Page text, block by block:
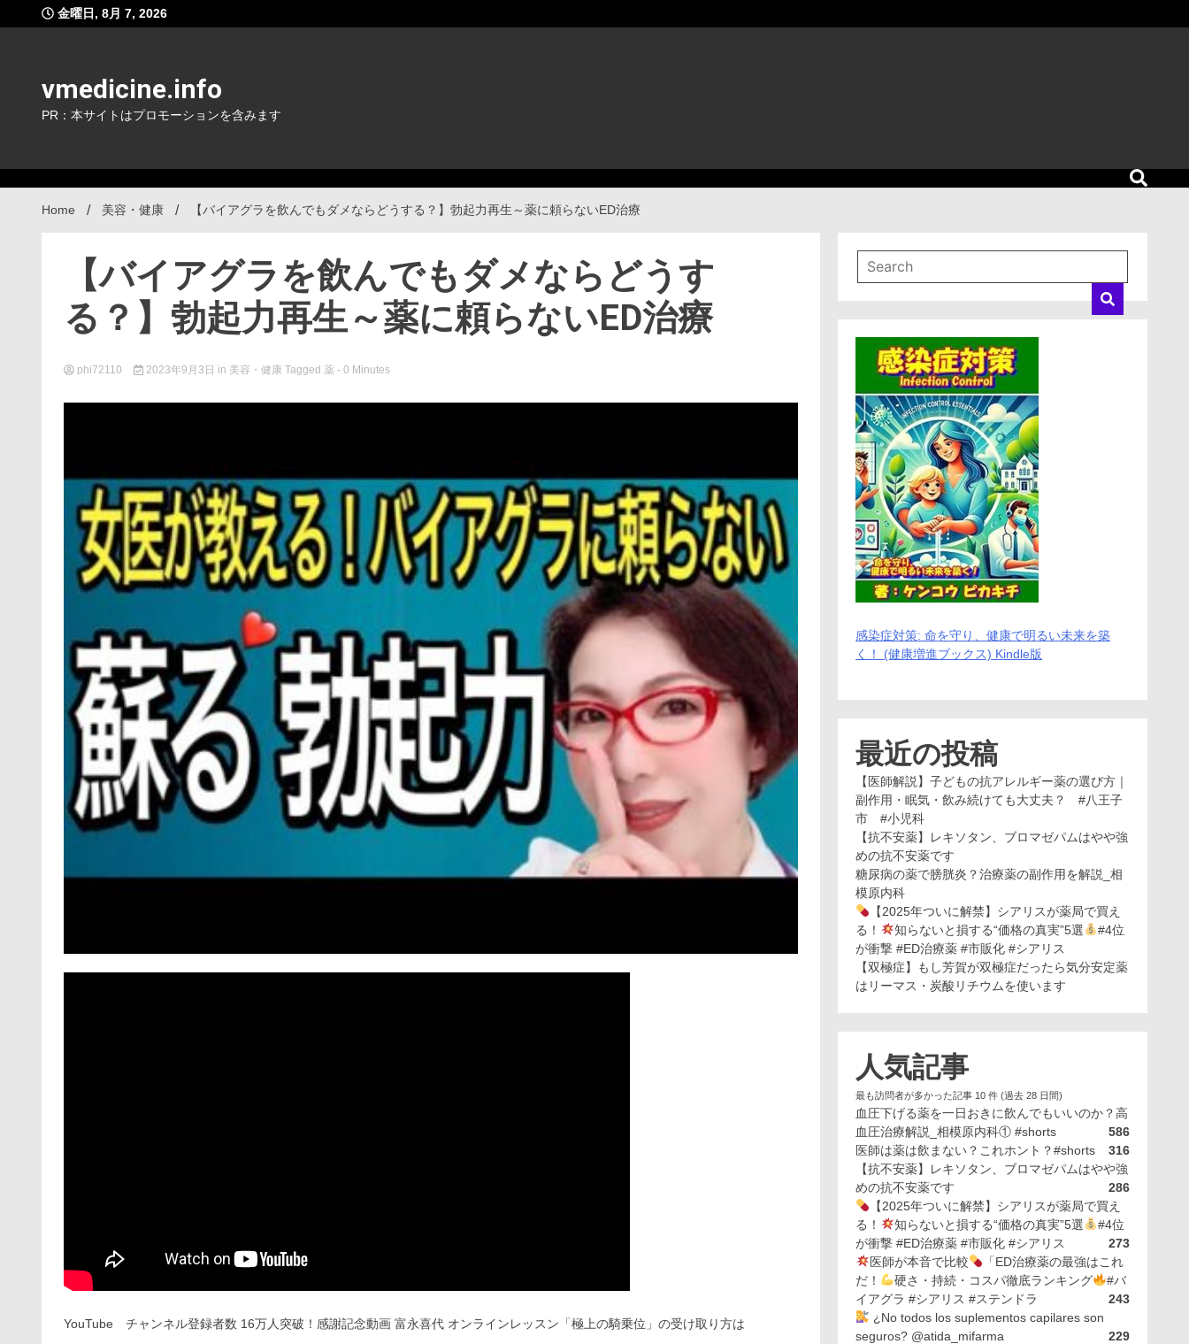
to
金曜日, 8月 7, 2026
vmedicine.info
PR：本サイトはプロモーションを含みます
Home 美容・健康 【バイアグラを飲んでもダメならどうする？】勃起力再生～薬に頼らないED治療
【バイアグラを飲んでもダメならどうす
る？】勃起力再生～薬に頼らないED治療
phi72110 2023年9月3日 in 美容・健康 Tagged 薬 - 0 Minutes
YouTube チャンネル登録者数 16万人突破！感謝記念動画 富永喜代 オンラインレッスン「極上の騎乗位」の受け取り方は
感染症対策: 命を守り、健康で明るい未来を築
く！ (健康増進ブックス) Kindle版
最近の投稿
【医師解説】子どもの抗アレルギー薬の選び方｜
副作用・眠気・飲み続けても大丈夫？ #八王子
市 #小児科
【抗不安薬】レキソタン、ブロマゼパムはやや強
めの抗不安薬です
糖尿病の薬で膀胱炎？治療薬の副作用を解説_相
模原内科
【2025年ついに解禁】シアリスが薬局で買え
る！
知らないと損する“価格の真実”5選
#4位
が衝撃 #ED治療薬 #市販化 #シアリス
【双極症】もし芳賀が双極症だったら気分安定薬
はリーマス・炭酸リチウムを使います
人気記事
最も訪問者が多かった記事 10 件 (過去 28 日間)
血圧下げる薬を一日おきに飲んでもいいのか？高
血圧治療解説_相模原内科① #shorts
586
医師は薬は飲まない？これホント？#shorts
316
【抗不安薬】レキソタン、ブロマゼパムはやや強
めの抗不安薬です
286
【2025年ついに解禁】シアリスが薬局で買え
る！
知らないと損する“価格の真実”5選
#4位
が衝撃 #ED治療薬 #市販化 #シアリス
273
医師が本音で比較
「ED治療薬の最強はこれ
だ！
硬さ・持続・コスパ徹底ランキング
#バ
イアグラ #シアリス #ステンドラ
243
¿No todos los suplementos capilares son
seguros? @atida_mifarma
229